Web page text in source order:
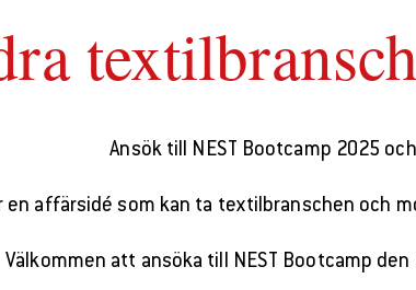
Ansök till NEST Bootcamp 2025
en affärsidé som kan ta textilbranschen
Välkommen att ansöka till NEST Bootcamp